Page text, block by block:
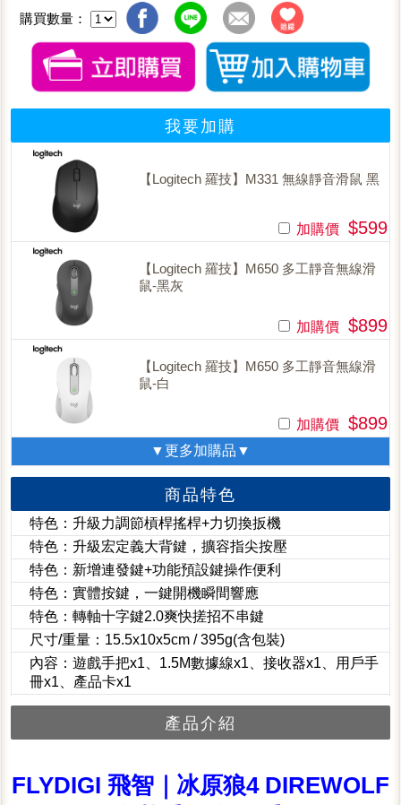
購買數量：
我要加購
【Logitech 羅技】M331 無線靜音滑鼠 黑
加購價 $599
【Logitech 羅技】M650 多工靜音無線滑
鼠-黑灰
加購價 $899
【Logitech 羅技】M650 多工靜音無線滑
鼠-白
加購價 $899
▼更多加購品▼
商品特色
特色：升級力調節槓桿搖桿+力切換扳機
特色：升級宏定義大背鍵，擴容指尖按壓
特色：新增連發鍵+功能預設鍵操作便利
特色：實體按鍵，一鍵開機瞬間響應
特色：轉軸十字鍵2.0爽快搓招不串鍵
尺寸/重量：15.5x10x5cm / 395g(含包裝)
內容：遊戲手把x1、1.5M數據線x1、接收器x1、用戶手
冊x1、產品卡x1
產品介紹
FLYDIGI 飛智｜冰原狼4 DIREWOLF